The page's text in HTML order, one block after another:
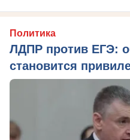
Политика
ЛДПР против ЕГЭ:
становится